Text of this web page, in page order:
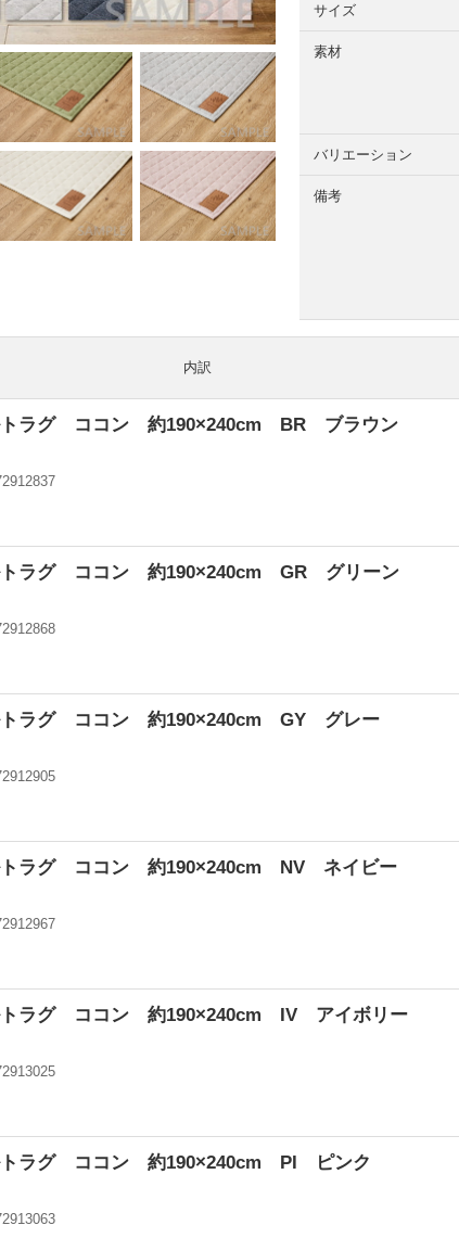
サイズ
素材
バリエーション
備考
内訳
トラグ ココン 約190×240cm BR ブラウン
トラグ ココン 約190×240cm GR グリーン
トラグ ココン 約190×240cm GY グレー
トラグ ココン 約190×240cm NV ネイビー
トラグ ココン 約190×240cm IV アイボリー
トラグ ココン 約190×240cm PI ピンク